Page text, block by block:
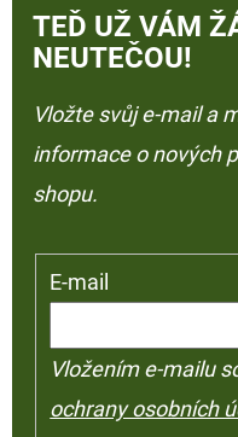
TEĎ UŽ VÁM
NEUTEČOU!
Vložte svůj e-mail a
informace o nových
shopu.
E-mail
Vložením e-mailu
ochrany osobních